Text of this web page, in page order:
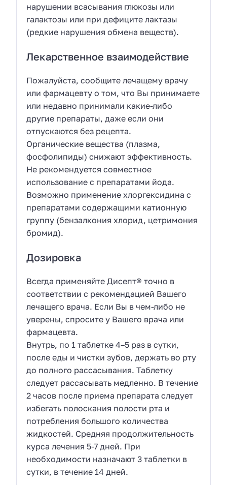
нарушении всасывания глюкозы или
галактозы или при дефиците лактазы
(редкие нарушения обмена веществ).
Лекарственное взаимодействие
Пожалуйста, сообщите лечащему врачу
или фармацевту о том, что Вы принимаете
или недавно принимали какие-либо
другие препараты, даже если они
отпускаются без рецепта.
Органические вещества (плазма,
фосфолипиды) снижают эффективность.
Не рекомендуется совместное
использование с препаратами йода.
Возможно применение хлоргексидина с
препаратами содержащими катионную
группу (бензалкония хлорид, цетримония
бромид).
Дозировка
Всегда применяйте Дисепт® точно в
соответствии с рекомендацией Вашего
лечащего врача. Если Вы в чем-либо не
уверены, спросите у Вашего врача или
фармацевта.
Внутрь, по 1 таблетке 4–5 раз в сутки,
после еды и чистки зубов, держать во рту
до полного рассасывания. Таблетку
следует рассасывать медленно. В течение
2 часов после приема препарата следует
избегать полоскания полости рта и
потребления большого количества
жидкостей. Средняя продолжительность
курса лечения 5-7 дней. При
необходимости назначают 3 таблетки в
сутки, в течение 14 дней.